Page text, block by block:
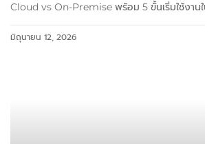
Cloud vs On-Premise พร้อม 5 ขั้นเริ่มใช้งาน
มิถุนายน 12, 2026